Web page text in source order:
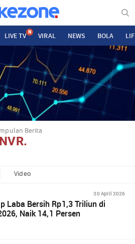
LIVE TV N VIRAL NEWS BOLA
Berita
Video
30 April 2026
Laba Bersih Rp1,3 Triliun di
Naik 14,1 Persen